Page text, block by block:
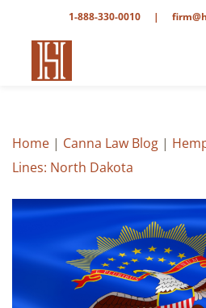
1-888-330-0010 |
Home | Canna Law Blog |
Lines: North Dakota